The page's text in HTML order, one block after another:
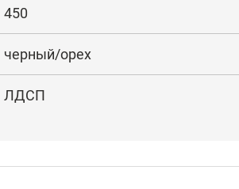
450
черный/орех
ЛДСП